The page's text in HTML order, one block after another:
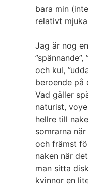
bara min
relativt
Jag är nog
och kul,
beroende på
Vad gäller
naturist,
hellre till
somrarna
och främst
naken när
man sitta
kvinnor en